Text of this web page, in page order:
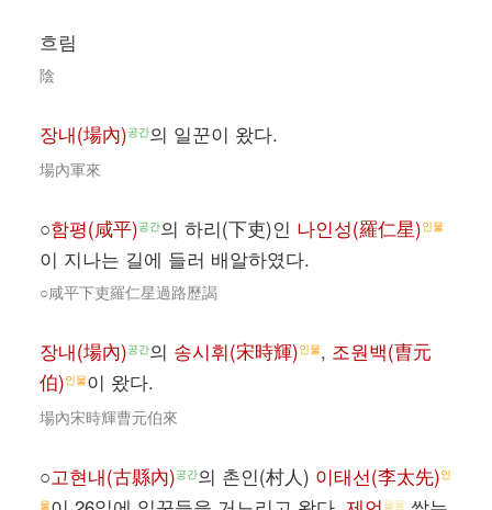
흐림
陰
장내(場內)공간의 일꾼이 왔다.
場內軍來
○함평(咸平)공간의 하리(下吏)인 나인성(羅仁星)인물
이 지나는 길에 들러 배알하였다.
○咸平下吏羅仁星過路歷謁
장내(場內)공간의 송시휘(宋時輝)인물, 조원백(曺元
伯)인물이 왔다.
場內宋時輝曹元伯來
○고현내(古縣內)공간의 촌인(村人) 이태선(李太先)인
물
물품